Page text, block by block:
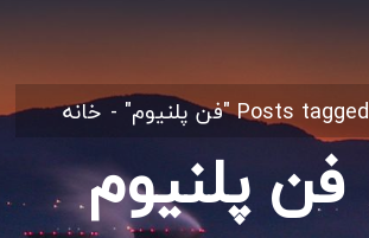
خانه Posts tagged "فن پلنیوم"
فن پلنیوم